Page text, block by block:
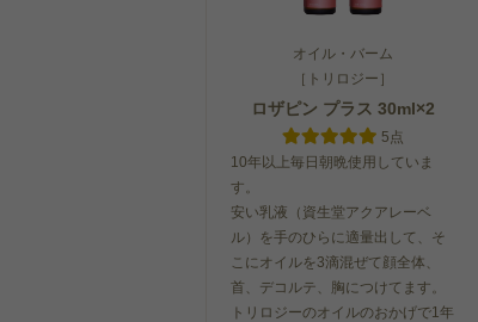
オイル・バーム
［トリロジー］
ロザピン プラス 30ml×2
5点
10年以上毎日朝晩使用していま
す。
安い乳液（資生堂アクアレーベ
ル）を手のひらに適量出して、そ
こにオイルを3滴混ぜて顔全体、
首、デコルテ、胸につけてます。
トリロジーのオイルのおかげで1年